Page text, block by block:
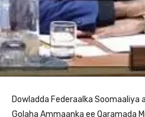
Dowladda Federaalka Soomaaliya
Golaha Ammaanka ee Qaramada